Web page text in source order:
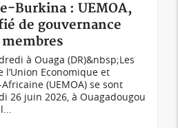
Burkina : UEMOA,
de gouvernance
à Ouaga (DR)&nbsp;Les
l’Union Economique et
(UEMOA) se sont
26 juin 2026, à Ouagadougou